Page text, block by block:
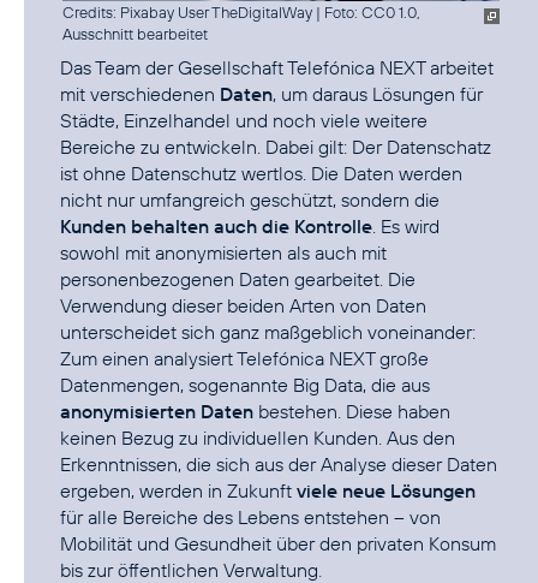
Credits: Pixabay User TheDigitalWay | Foto: CC0 1.0,
Ausschnitt bearbeitet
Das Team der Gesellschaft Telefónica NEXT arbeitet
mit verschiedenen Daten, um daraus Lösungen für
Städte, Einzelhandel und noch viele weitere
Bereiche zu entwickeln. Dabei gilt: Der Datenschatz
ist ohne Datenschutz wertlos. Die Daten werden
nicht nur umfangreich geschützt, sondern die
Kunden behalten auch die Kontrolle . Es wird
sowohl mit anonymisierten als auch mit
personenbezogenen Daten gearbeitet. Die
Verwendung dieser beiden Arten von Daten
unterscheidet sich ganz maßgeblich voneinander:
Zum einen analysiert Telefónica NEXT große
Datenmengen, sogenannte Big Data, die aus
anonymisierten Daten bestehen. Diese haben
keinen Bezug zu individuellen Kunden. Aus den
Erkenntnissen, die sich aus der Analyse dieser Daten
ergeben, werden in Zukunft viele neue Lösungen
für alle Bereiche des Lebens entstehen – von
Mobilität und Gesundheit über den privaten Konsum
bis zur öffentlichen Verwaltung.